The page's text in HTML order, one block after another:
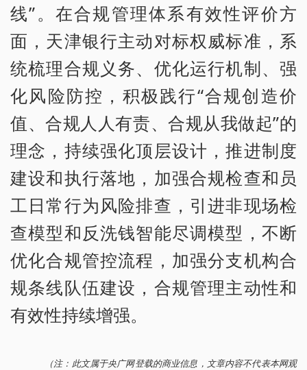
线”。在合规管理体系有效性评价方
面，天津银行主动对标权威标准，系
统梳理合规义务、优化运行机制、强
化风险防控，积极践行“合规创造价
值、合规人人有责、合规从我做起”的
理念，持续强化顶层设计，推进制度
建设和执行落地，加强合规检查和员
工日常行为风险排查，引进非现场检
查模型和反洗钱智能尽调模型，不断
优化合规管控流程，加强分支机构合
规条线队伍建设，合规管理主动性和
有效性持续增强。
（注：此文属于央广网登载的商业信息，文章内容不代表本网观